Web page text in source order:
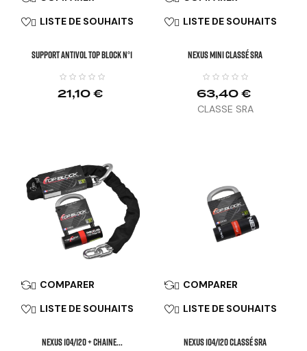
 LISTE DE SOUHAITS
SUPPORT ANTIVOL TOP BLOCK N°1
21,10 €
 LISTE DE SOUHAITS
NEXUS MINI Classé SRA
63,40 €
CLASSE SRA
 COMPARER
 LISTE DE SOUHAITS
NEXUS 104/120 + CHAINE...
 COMPARER
 LISTE DE SOUHAITS
NEXUS 104/120 Classé SRA